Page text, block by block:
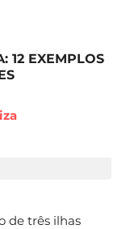
12 EXEMPLOS
de três ilhas